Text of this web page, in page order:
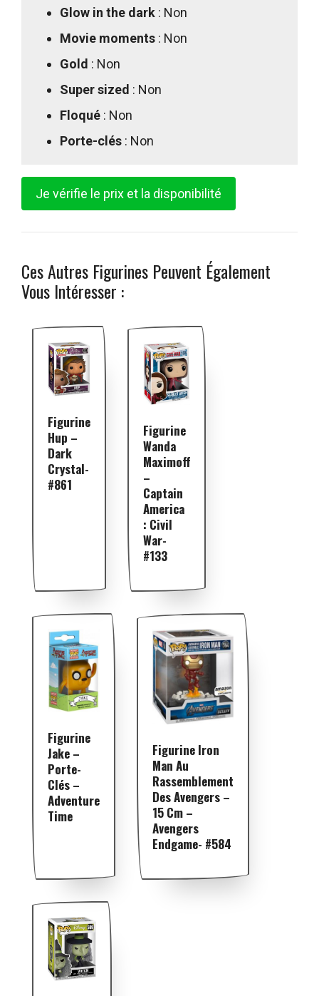
Glow in the dark : Non
Movie moments : Non
Gold : Non
Super sized : Non
Floqué : Non
Porte-clés : Non
Je vérifie le prix et la disponibilité
Ces Autres Figurines Peuvent Également
Vous Intéresser :
Figurine
Hup –
Dark
Crystal-
#861
Figurine
Wanda
Maximoff
–
Captain
America
: Civil
War-
#133
Figurine
Jake –
Porte-
Clés –
Adventure
Time
Figurine Iron
Man Au
Rassemblement
Des Avengers –
15 Cm –
Avengers
Endgame- #584